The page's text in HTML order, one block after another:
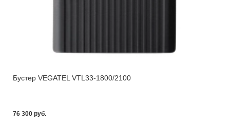
Бустер VEGATEL VTL33-1800/2100
76 300 pуб.